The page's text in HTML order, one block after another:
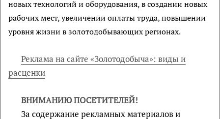
новых технологий и оборудования, в создании новых
рабочих мест, увеличении оплаты труда, повышении
уровня жизни в золотодобывающих регионах.
Реклама на сайте «Золотодобыча»: виды и
расценки
ВНИМАНИЮ ПОСЕТИТЕЛЕЙ!
За содержание рекламных материалов и